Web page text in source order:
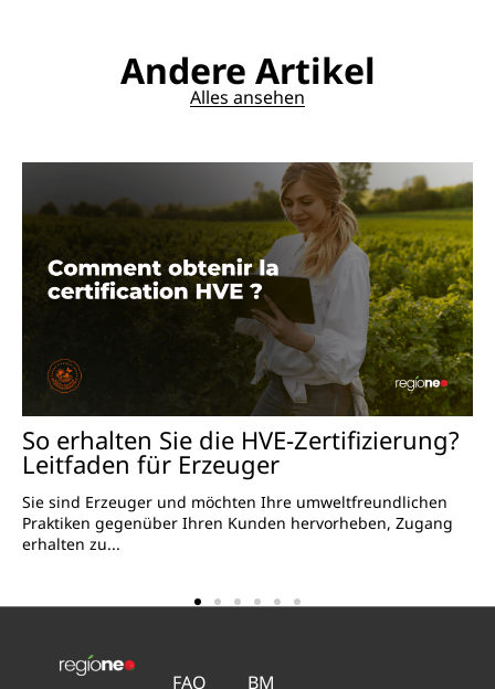
Andere Artikel
Alles ansehen
Kann man Milch konsumieren,
nachdem das Haltbarkeitsdatum
abgelaufen ist?
In Frankreich trinkt jeder Franzose durchschnittlich etwa
40,7 Liter Milch pro Jahr, was...
FAQ BM